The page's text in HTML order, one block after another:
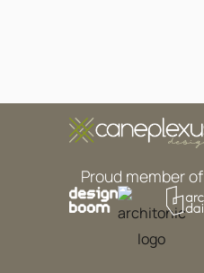
Proud member of